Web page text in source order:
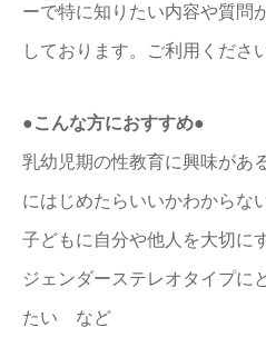
ーで特に知りたい内容や質問
しております。ご利用くださ
●こんな方におすすめ●
乳幼児期の性教育に興味があ
にはじめたらいいかわからな
子どもに自分や他人を大切に
ジェンダーステレオタイプに
たい など